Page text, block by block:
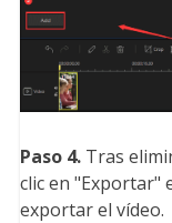
Paso 4. Tras
clic en "Exportar"
exportar el vídeo.